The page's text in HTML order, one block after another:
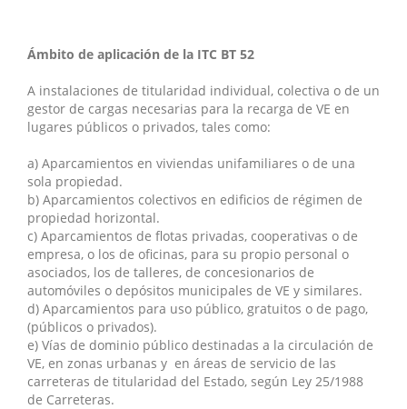
Ámbito de aplicación de la ITC BT 52
A instalaciones de titularidad individual, colectiva o de un
gestor de cargas necesarias para la recarga de VE en
lugares públicos o privados, tales como:
a) Aparcamientos en viviendas unifamiliares o de una
sola propiedad.
b) Aparcamientos colectivos en edificios de régimen de
propiedad horizontal.
c) Aparcamientos de flotas privadas, cooperativas o de
empresa, o los de oficinas, para su propio personal o
asociados, los de talleres, de concesionarios de
automóviles o depósitos municipales de VE y similares.
d) Aparcamientos para uso público, gratuitos o de pago,
(públicos o privados).
e) Vías de dominio público destinadas a la circulación de
VE, en zonas urbanas y en áreas de servicio de las
carreteras de titularidad del Estado, según Ley 25/1988
de Carreteras.